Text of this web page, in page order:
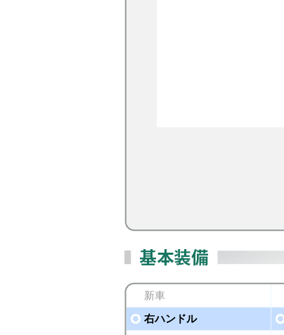
新車
右ハンドル